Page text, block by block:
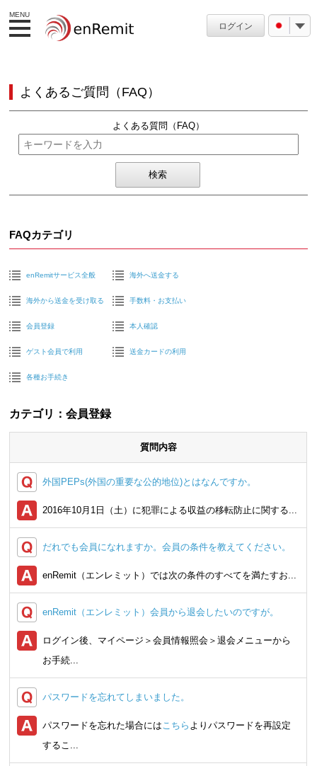
MENU
ログイン
よくあるご質問（FAQ）
よくある質問（FAQ）
FAQカテゴリ
enRemitサービス全般 海外へ送金する
海外から送金を受け取る 手数料・お支払い
会員登録 本人確認
ゲスト会員で利用 送金カードの利用
各種お手続き
カテゴリ：会員登録
質問内容
外国PEPs(外国の重要な公的地位)とはなんですか。
2016年10月1日（土）に犯罪による収益の移転防止に関する...
だれでも会員になれますか。会員の条件を教えてください。
enRemit（エンレミット）では次の条件のすべてを満たすお...
enRemit（エンレミット）会員から退会したいのですが。
ログイン後、マイページ＞会員情報照会＞退会メニューから
お手続...
パスワードを忘れてしまいました。
パスワードを忘れた場合にはこちら よりパスワードを再設定
するこ...